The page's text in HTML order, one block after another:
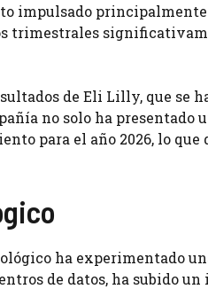
impulsado
trimestrales
de Eli Lilly, que se
no solo ha presentado
para el año 2026, lo que
ha experimentado
de datos, ha subido un